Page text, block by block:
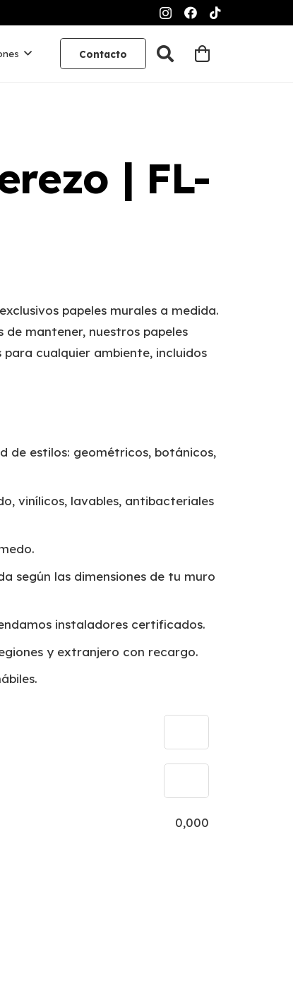
Contacto
| FL-
papeles murales a medida.
mantener, nuestros papeles
cualquier ambiente, incluidos
de estilos: geométricos, botánicos,
vinílicos, lavables, antibacteriales
según las dimensiones de tu muro
instaladores certificados.
y extranjero con recargo.
0,000